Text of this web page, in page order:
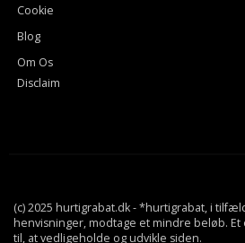
Cookie
Blog
Om Os
Disclaim
(c) 2025 hurtigrabat.dk - *hurtigrabat, i
henvisninger, modtage et mindre beløb.
til, at vedligeholde og udvikle siden.